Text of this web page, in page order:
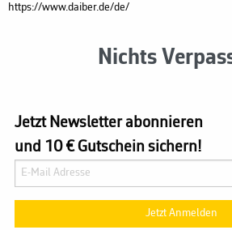
https://www.daiber.de/de/
Nichts
Jetzt Newsletter abonnieren
und 10 € Gutschein sichern!
Jetzt Anmelden